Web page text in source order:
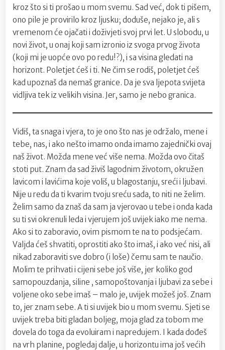
kroz što si ti prošao u mom svemu. Sad već, dok ti pišem,
ono pile je provirilo kroz ljusku; doduše, nejako je, ali s
vremenom će ojačati i doživjeti svoj prvi let. U slobodu, u
novi život, u onaj koji sam izronio iz svoga prvog života
(koji mi je uopće ovo po redu!?), i sa visina gledati na
horizont. Poletjet ćeš i ti. Ne čim se rodiš, poletjet ćeš
kad upoznaš da nemaš granice. Da je sva ljepota svijeta
vidljiva tek iz velikih visina. Jer, samo je nebo granica.
Vidiš, ta snaga i vjera, to je ono što nas je održalo, mene i
tebe, nas, i ako nešto imamo onda imamo zajednički ovaj
naš život. Možda mene već više nema. Možda ovo čitaš
stoti put. Znam da sad živiš lagodnim životom, okružen
lavicom i lavićima koje voliš, u blagostanju, sreći i ljubavi.
Nije u redu da ti kvarim tvoju sreću sada, to niti ne želim.
Želim samo da znaš da sam ja vjerovao u tebe i onda kada
su ti svi okrenuli leda i vjerujem još uvijek iako me nema.
Ako si to zaboravio, ovim pismom te na to podsjećam.
Valjda ćeš shvatiti, oprostiti ako što imaš, i ako već nisi, ali
nikad zaboraviti sve dobro (i loše) čemu sam te naučio.
Molim te prihvati i cijeni sebe još više, jer koliko god
samopouzdanja, siline , samopoštovanja i ljubavi za sebe i
voljene oko sebe imaš – malo je, uvijek možeš još. Znam
to, jer znam sebe. A ti si uvijek bio u mom svemu. Sjeti se
uvijek treba biti gladan boljeg, moja glad za tobom me
dovela do toga da evoluiram i napredujem. I kada dođeš
na vrh planine, pogledaj dalje, u horizontu ima još većih